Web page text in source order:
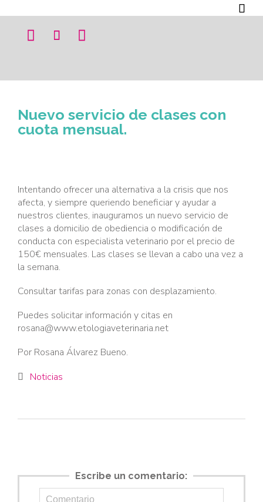

  
Nuevo servicio de clases con
cuota mensual.
Intentando ofrecer una alternativa a la crisis que nos
afecta, y siempre queriendo beneficiar y ayudar a
nuestros clientes, inauguramos un nuevo servicio de
clases a domicilio de obediencia o modificación de
conducta con especialista veterinario por el precio de
150€ mensuales. Las clases se llevan a cabo una vez a
la semana.
Consultar tarifas para zonas con desplazamiento.
Puedes solicitar información y citas en
rosana@www.etologiaveterinaria.net
Por Rosana Álvarez Bueno.
 Category
Noticias
Escribe un comentario: